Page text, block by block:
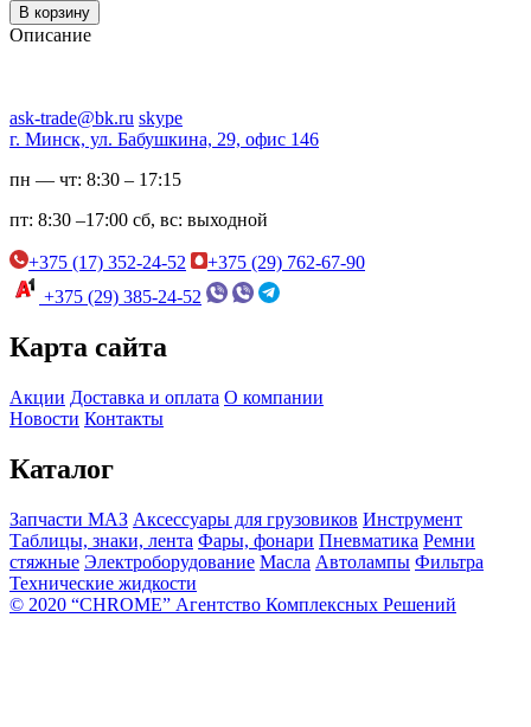
В корзину
Описание
ask-trade@bk.ru skype
г. Минск, ул. Бабушкина, 29, офис 146
пн — чт: 8:30 – 17:15
пт: 8:30 –17:00 сб, вс: выходной
+375 (17) 352-24-52
+375 (29) 762-67-90
+375 (29) 385-24-52
Карта сайта
Акции Доставка и оплата О компании
Новости Контакты
Каталог
Запчасти МАЗ Аксессуары для грузовиков Инструмент
Таблицы, знаки, лента Фары, фонари Пневматика Ремни
стяжные Электроборудование Масла Автолампы Фильтра
Технические жидкости
© 2020 “CHROME” Агентство Комплексных Решений